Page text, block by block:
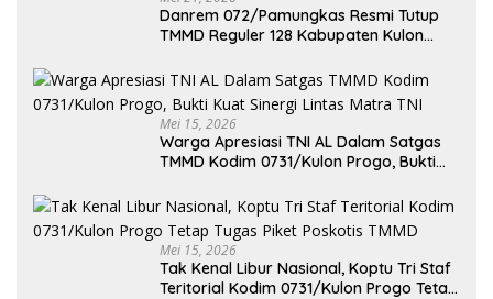
Danrem 072/Pamungkas Resmi Tutup
TMMD Reguler 128 Kabupaten Kulon
Mei 15, 2026
Warga Apresiasi TNI AL Dalam Satgas
TMMD Kodim 0731/Kulon Progo, Bukti
Mei 15, 2026
Tak Kenal Libur Nasional, Koptu Tri Staf
Teritorial Kodim 0731/Kulon Progo Tetap